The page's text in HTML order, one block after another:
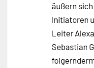
äußern
Initiatoren
Leiter
Sebastian